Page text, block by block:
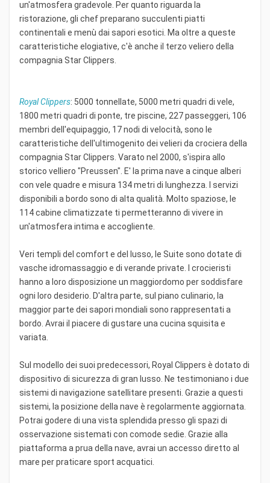
un'atmosfera gradevole. Per quanto riguarda la
ristorazione, gli chef preparano succulenti piatti
continentali e menù dai sapori esotici. Ma oltre a queste
caratteristiche elogiative, c'è anche il terzo veliero della
compagnia Star Clippers.
Royal Clippers: 5000 tonnellate, 5000 metri quadri di vele,
1800 metri quadri di ponte, tre piscine, 227 passeggeri, 106
membri dell'equipaggio, 17 nodi di velocità, sono le
caratteristiche dell'ultimogenito dei velieri da crociera della
compagnia Star Clippers. Varato nel 2000, s'ispira allo
storico velliero "Preussen". E' la prima nave a cinque alberi
con vele quadre e misura 134 metri di lunghezza. I servizi
disponibili a bordo sono di alta qualità. Molto spaziose, le
114 cabine climatizzate ti permetteranno di vivere in
un'atmosfera intima e accogliente.
Veri templi del comfort e del lusso, le Suite sono dotate di
vasche idromassaggio e di verande private. I crocieristi
hanno a loro disposizione un maggiordomo per soddisfare
ogni loro desiderio. D'altra parte, sul piano culinario, la
maggior parte dei sapori mondiali sono rappresentati a
bordo. Avrai il piacere di gustare una cucina squisita e
variata.
Sul modello dei suoi predecessori, Royal Clippers è dotato di
dispositivo di sicurezza di gran lusso. Ne testimoniano i due
sistemi di navigazione satellitare presenti. Grazie a questi
sistemi, la posizione della nave è regolarmente aggiornata.
Potrai godere di una vista splendida presso gli spazi di
osservazione sistemati con comode sedie. Grazie alla
piattaforma a prua della nave, avrai un accesso diretto al
mare per praticare sport acquatici.